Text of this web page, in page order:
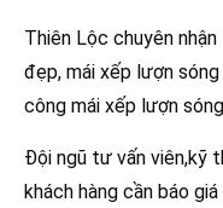
Thiên Lộc chuyên
đẹp, mái xếp lượn
công mái xếp lượn
Đội ngũ tư vấn viên,kỹ
khách hàng cần báo